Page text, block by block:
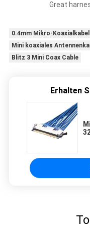
Great
0.4mm Mikro-Koaxialkabel
Mini koaxiales
Blitz 3 Mini Coax Cable
Erhalten